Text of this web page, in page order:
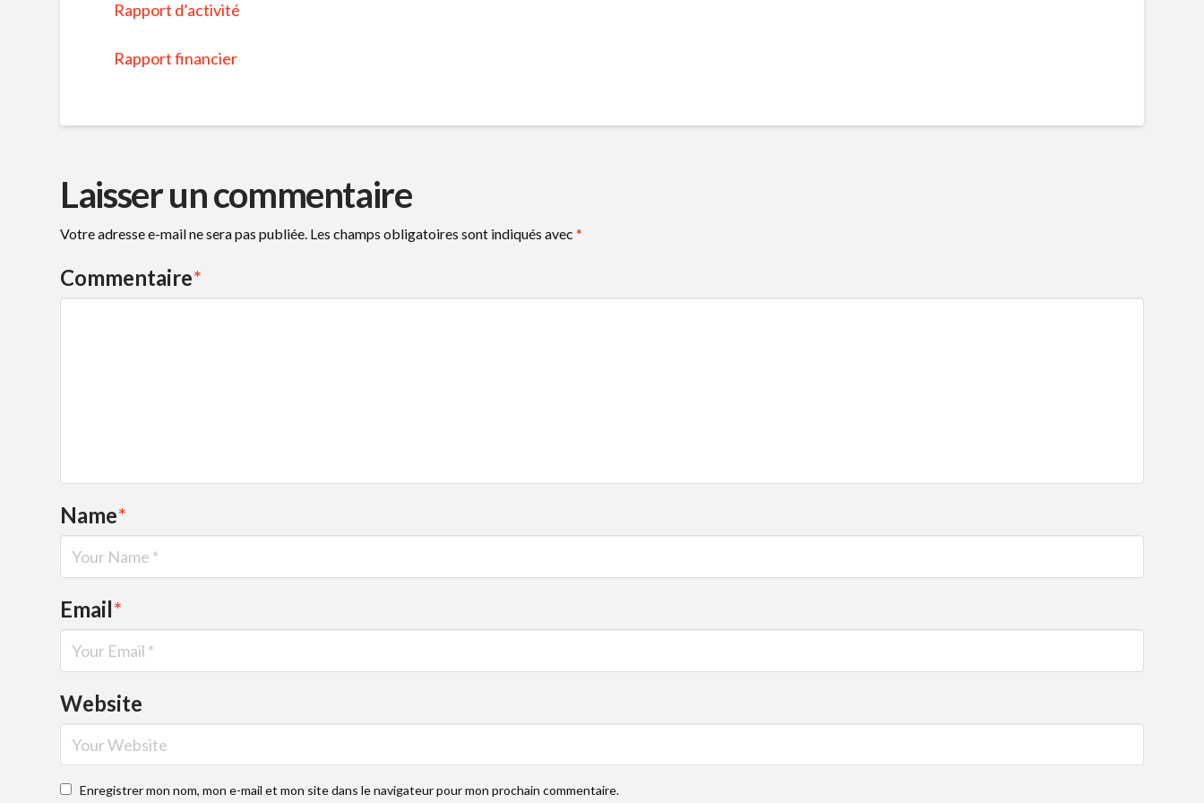
Rapport d’activité
Rapport financier
Laisser un commentaire
Votre adresse e-mail ne sera pas publiée. Les champs obligatoires sont indiqués avec*
Commentaire*
Name*
Email*
Website
Enregistrer mon nom, mon e-mail et mon site dans le navigateur pour mon prochain commentaire.